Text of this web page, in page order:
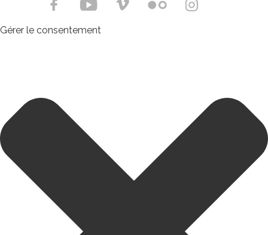
Gérer le consentement